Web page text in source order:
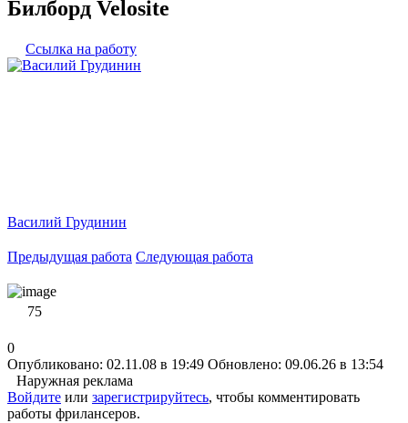
Билборд Velosite
Ссылка на работу
Василий Грудинин
Предыдущая работа Следующая работа
75
0
Опубликовано: 02.11.08 в 19:49 Обновлено: 09.06.26 в 13:54
Наружная реклама
Войдите или зарегистрируйтесь, чтобы комментировать
работы фрилансеров.